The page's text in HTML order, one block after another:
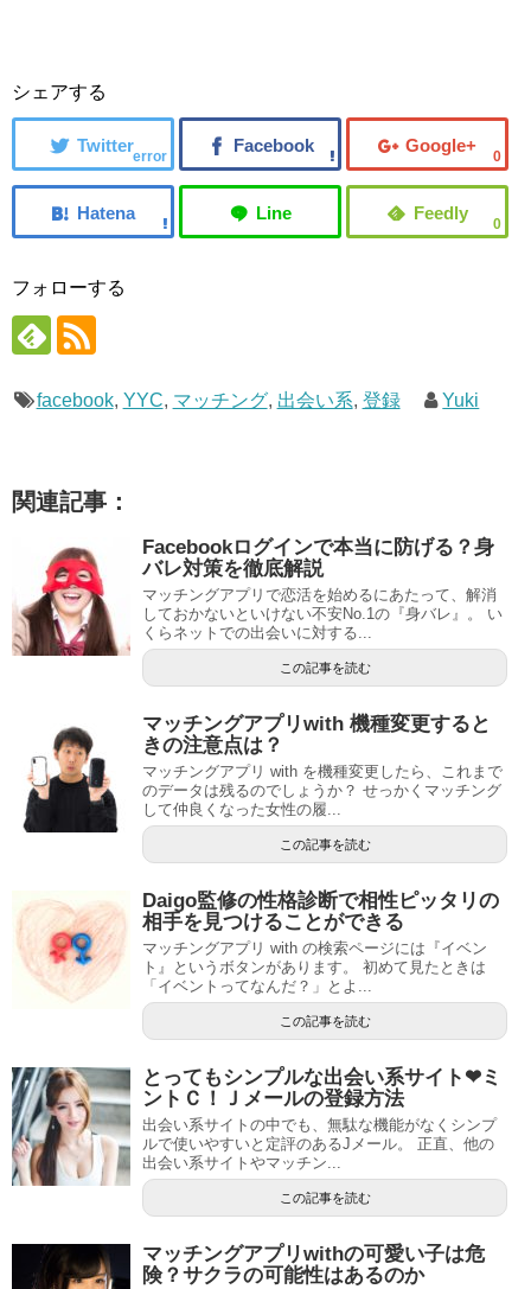
シェアする
error 0
0
フォローする
facebook, YYC, マッチング, 出会い系, 登録 Yuki
関連記事：
Facebookログインで本当に防げる？身
バレ対策を徹底解説
マッチングアプリで恋活を始めるにあたって、解消
しておかないといけない不安No.1の『身バレ』。 い
くらネットでの出会いに対する...
この記事を読む
マッチングアプリwith 機種変更すると
きの注意点は？
マッチングアプリ with を機種変更したら、これまで
のデータは残るのでしょうか？ せっかくマッチング
して仲良くなった女性の履...
この記事を読む
Daigo監修の性格診断で相性ピッタリの
相手を見つけることができる
マッチングアプリ with の検索ページには『イベン
ト』というボタンがあります。 初めて見たときは
「イベントってなんだ？」とよ...
この記事を読む
とってもシンプルな出会い系サイト❤ミ
ントＣ！Ｊメールの登録方法
出会い系サイトの中でも、無駄な機能がなくシンプ
ルで使いやすいと定評のあるJメール。 正直、他の
出会い系サイトやマッチン...
この記事を読む
マッチングアプリwithの可愛い子は危
険？サクラの可能性はあるのか